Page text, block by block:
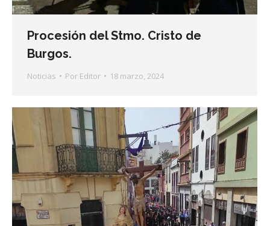
Procesión del Stmo. Cristo de
Burgos.
Noticias Por Editor 18 marzo, 2024